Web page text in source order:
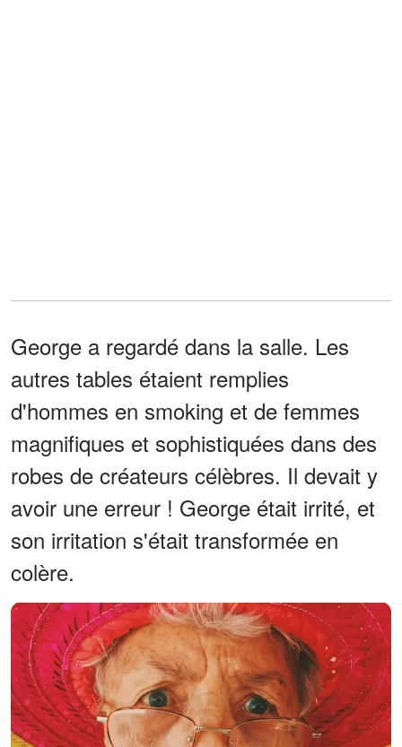
George a regardé dans la salle. Les
autres tables étaient remplies
d'hommes en smoking et de femmes
magnifiques et sophistiquées dans des
robes de créateurs célèbres. Il devait y
avoir une erreur ! George était irrité, et
son irritation s'était transformée en
colère.